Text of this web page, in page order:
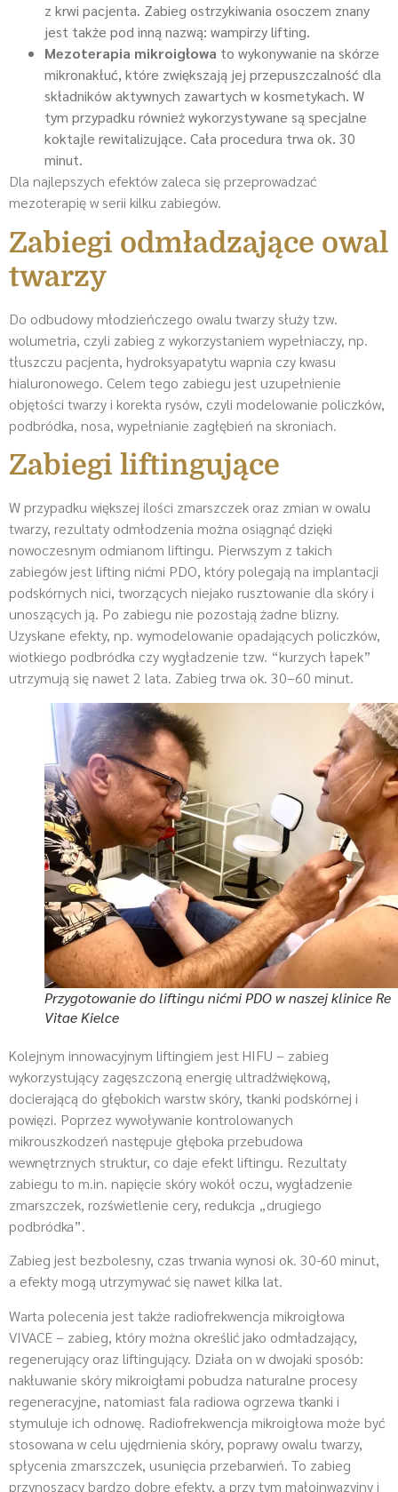
z krwi pacjenta. Zabieg ostrzykiwania osoczem znany
jest także pod inną nazwą: wampirzy lifting.
Mezoterapia mikroigłowa to wykonywanie na skórze
mikronakłuć, które zwiększają jej przepuszczalność dla
składników aktywnych zawartych w kosmetykach. W
tym przypadku również wykorzystywane są specjalne
koktajle rewitalizujące. Cała procedura trwa ok. 30
minut.
Dla najlepszych efektów zaleca się przeprowadzać
mezoterapię w serii kilku zabiegów.
Zabiegi odmładzające owal
twarzy
Do odbudowy młodzieńczego owalu twarzy służy tzw.
wolumetria, czyli zabieg z wykorzystaniem wypełniaczy, np.
tłuszczu pacjenta, hydroksyapatytu wapnia czy kwasu
hialuronowego. Celem tego zabiegu jest uzupełnienie
objętości twarzy i korekta rysów, czyli modelowanie policzków,
podbródka, nosa, wypełnianie zagłębień na skroniach.
Zabiegi liftingujące
W przypadku większej ilości zmarszczek oraz zmian w owalu
twarzy, rezultaty odmłodzenia można osiągnąć dzięki
nowoczesnym odmianom liftingu. Pierwszym z takich
zabiegów jest lifting nićmi PDO, który polegają na implantacji
podskórnych nici, tworzących niejako rusztowanie dla skóry i
unoszących ją. Po zabiegu nie pozostają żadne blizny.
Uzyskane efekty, np. wymodelowanie opadających policzków,
wiotkiego podbródka czy wygładzenie tzw. “kurzych łapek”
utrzymują się nawet 2 lata. Zabieg trwa ok. 30–60 minut.
Przygotowanie do liftingu nićmi PDO w naszej klinice Re
Vitae Kielce
Kolejnym innowacyjnym liftingiem jest HIFU – zabieg
wykorzystujący zagęszczoną energię ultradźwiękową,
docierającą do głębokich warstw skóry, tkanki podskórnej i
powięzi. Poprzez wywoływanie kontrolowanych
mikrouszkodzeń następuje głęboka przebudowa
wewnętrznych struktur, co daje efekt liftingu. Rezultaty
zabiegu to m.in. napięcie skóry wokół oczu, wygładzenie
zmarszczek, rozświetlenie cery, redukcja „drugiego
podbródka”.
Zabieg jest bezbolesny, czas trwania wynosi ok. 30-60 minut,
a efekty mogą utrzymywać się nawet kilka lat.
Warta polecenia jest także radiofrekwencja mikroigłowa
VIVACE – zabieg, który można określić jako odmładzający,
regenerujący oraz liftingujący. Działa on w dwojaki sposób:
nakłuwanie skóry mikroigłami pobudza naturalne procesy
regeneracyjne, natomiast fala radiowa ogrzewa tkanki i
stymuluje ich odnowę. Radiofrekwencja mikroigłowa może być
stosowana w celu ujędrnienia skóry, poprawy owalu twarzy,
spłycenia zmarszczek, usunięcia przebarwień. To zabieg
przynoszący bardzo dobre efekty, a przy tym małoinwazyjny i